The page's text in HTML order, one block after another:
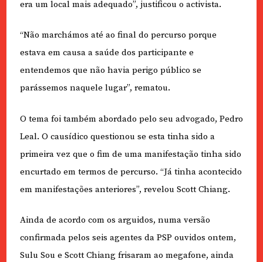
era um local mais adequado”, justificou o activista.
“Não marchámos até ao final do percurso porque
estava em causa a saúde dos participante e
entendemos que não havia perigo público se
parássemos naquele lugar”, rematou.
O tema foi também abordado pelo seu advogado, Pedro
Leal. O causídico questionou se esta tinha sido a
primeira vez que o fim de uma manifestação tinha sido
encurtado em termos de percurso. “Já tinha acontecido
em manifestações anteriores”, revelou Scott Chiang.
Ainda de acordo com os arguidos, numa versão
confirmada pelos seis agentes da PSP ouvidos ontem,
Sulu Sou e Scott Chiang frisaram ao megafone, ainda